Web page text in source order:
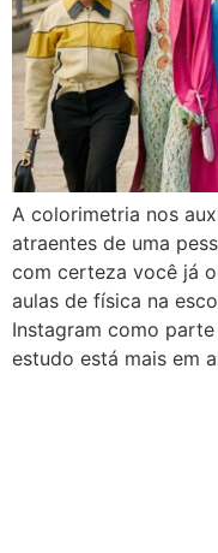
A colorimetria nos
atraentes de uma
com certeza você já
aulas de física na
Instagram como
estudo está mais em